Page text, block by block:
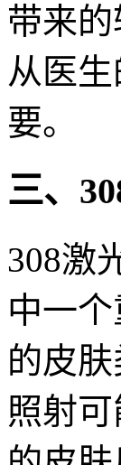
带来
从医
要。
三、
308激
中一
的皮
照射